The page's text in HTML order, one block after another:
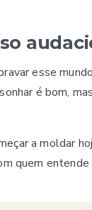
esse
é bom,
a moldar
quem